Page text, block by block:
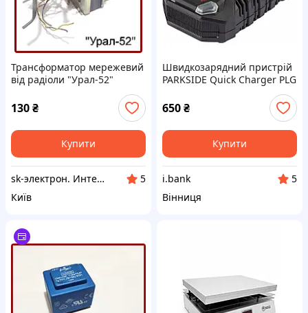
Трансформатор мережевий
від радіоли "Урал-52"
130₴
Купити
sk-электрон. Интернет магазин электронных изделий и компонентов.
5
Київ
Швидкозарядний пристрій
PARKSIDE Quick Charger PLG
650₴
Купити
i.bank
5
Вінниця